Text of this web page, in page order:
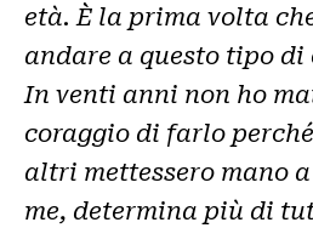
età. È la prima volta
andare a questo tipo
In venti anni non ho
coraggio di farlo
altri mettessero mano
me, determina più di